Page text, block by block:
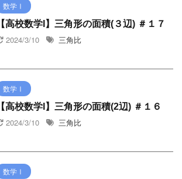
数学Ⅰ
【高校数学I】三角形の面積(３辺) ＃１７
2024/3/10 三角比
数学Ⅰ
【高校数学I】三角形の面積(2辺) ＃１６
2024/3/10 三角比
数学Ⅰ